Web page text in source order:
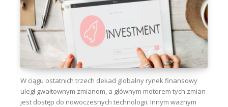
W ciągu ostatnich trzech dekad globalny rynek finansowy
uległ gwałtownym zmianom, a głównym motorem tych zmian
jest dostęp do nowoczesnych technologii. Innym ważnym